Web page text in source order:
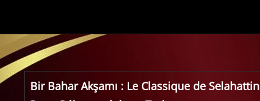
Bir Bahar Akşamı : Le Classique de Selahattin